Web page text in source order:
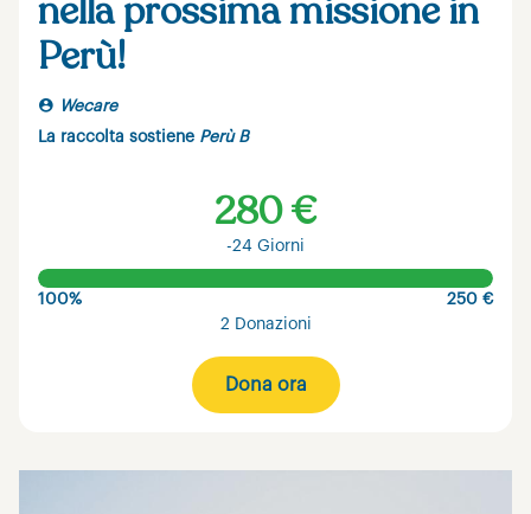
nella prossima missione in
Perù!
Wecare
La raccolta sostiene Perù B
280 €
-24 Giorni
100%
250 €
2 Donazioni
Dona ora